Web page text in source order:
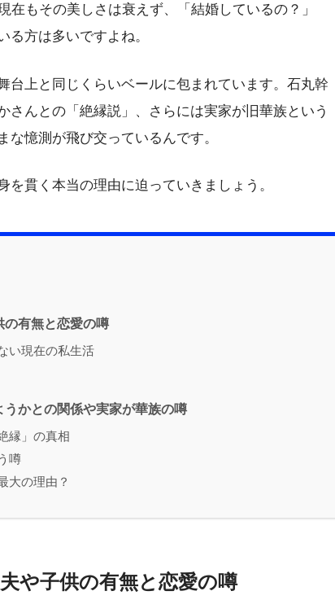
在もその美しさは衰えず、「結婚しているの？」
る方は多いですよね。
台上と同じくらいベールに包まれています。石丸幹
さんとの「絶縁説」、さらには実家が旧華族という
憶測が飛び交っているんです。
貫く本当の理由に迫っていきましょう。
の有無と恋愛の噂
い現在の私生活
かとの関係や実家が華族の噂
縁」の真相
噂
大の理由？
や子供の有無と恋愛の噂